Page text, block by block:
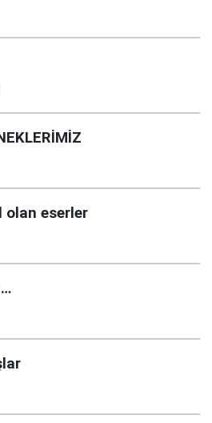
olan eserler